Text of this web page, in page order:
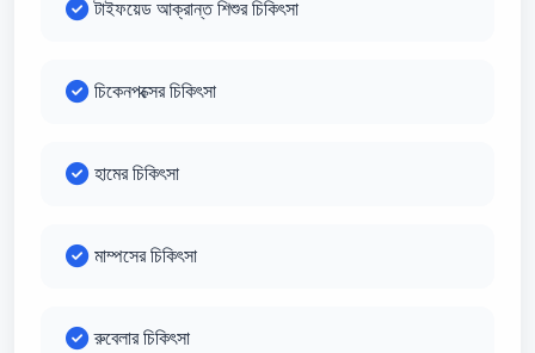
টাইফয়েড আক্রান্ত শিশুর চিকিৎসা
চিকেনপক্সের চিকিৎসা
হামের চিকিৎসা
মাম্পসের চিকিৎসা
রুবেলার চিকিৎসা